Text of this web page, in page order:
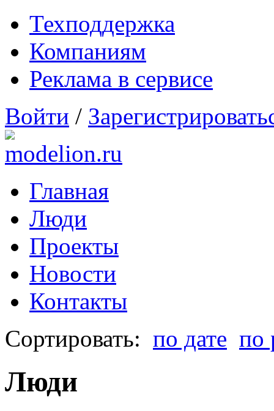
Техподдержка
Компаниям
Реклама в сервисе
Войти /
Главная
Люди
Проекты
Новости
Контакты
Сортировать: по дате по
Люди